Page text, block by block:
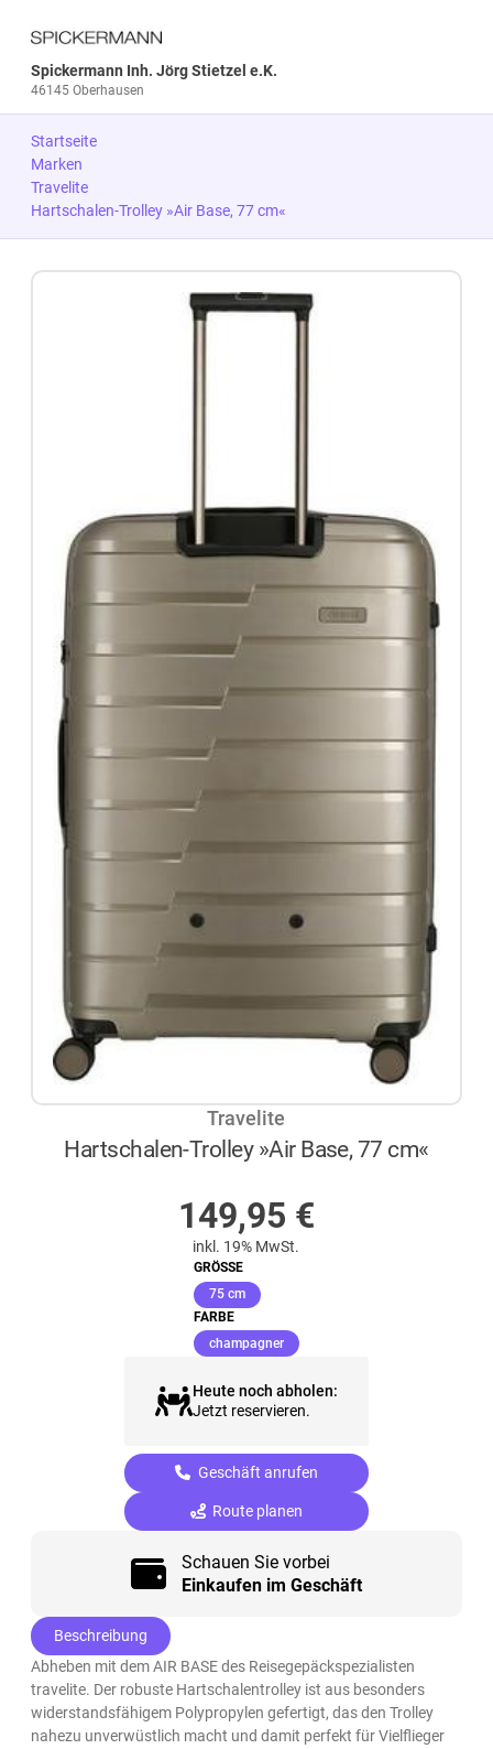
Spickermann Inh. Jörg Stietzel e.K.
46145 Oberhausen
Startseite
Marken
Travelite
Hartschalen-Trolley »Air Base, 77 cm«
Travelite
Hartschalen-Trolley »Air Base, 77 cm«
149,95 €
inkl. 19% MwSt.
GRÖSSE
75 cm(ausgewählt)
FARBE
champagner(ausgewählt)
Heute noch abholen:
Jetzt reservieren.
Geschäft anrufen
Route planen
Schauen Sie vorbei
Einkaufen im Geschäft
Beschreibung
Abheben mit dem AIR BASE des Reisegepäckspezialisten
travelite. Der robuste Hartschalentrolley ist aus besonders
widerstandsfähigem Polypropylen gefertigt, das den Trolley
nahezu unverwüstlich macht und damit perfekt für Vielflieger